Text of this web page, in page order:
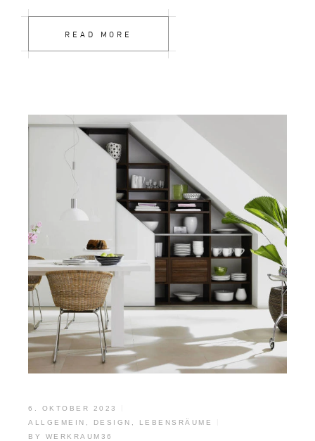
READ MORE
6. OKTOBER 2023
ALLGEMEIN
DESIGN
LEBENSRÄUME
BY WERKRAUM36